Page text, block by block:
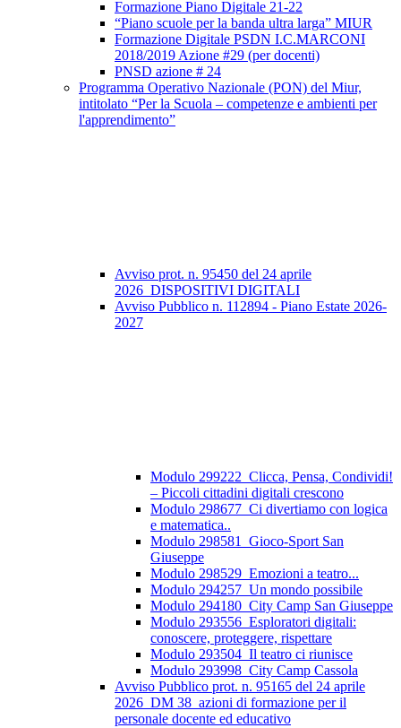
Formazione Piano Digitale 21-22
“Piano scuole per la banda ultra larga” MIUR
Formazione Digitale PSDN I.C.MARCONI
2018/2019 Azione #29 (per docenti)
PNSD azione # 24
Programma Operativo Nazionale (PON) del Miur,
intitolato “Per la Scuola – competenze e ambienti per
l'apprendimento”
Avviso prot. n. 95450 del 24 aprile
2026_DISPOSITIVI DIGITALI
Avviso Pubblico n. 112894 - Piano Estate 2026-
2027
Modulo 299222_Clicca, Pensa, Condividi!
– Piccoli cittadini digitali crescono
Modulo 298677_Ci divertiamo con logica
e matematica..
Modulo 298581_Gioco-Sport San
Giuseppe
Modulo 298529_Emozioni a teatro...
Modulo 294257_Un mondo possibile
Modulo 294180_City Camp San Giuseppe
Modulo 293556_Esploratori digitali:
conoscere, proteggere, rispettare
Modulo 293504_Il teatro ci riunisce
Modulo 293998_City Camp Cassola
Avviso Pubblico prot. n. 95165 del 24 aprile
2026_DM 38_azioni di formazione per il
personale docente ed educativo